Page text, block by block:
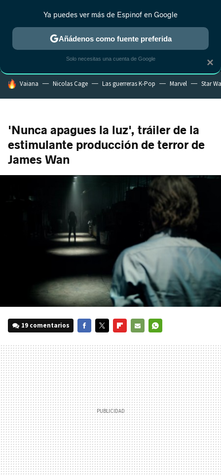
MENÚ NUEVO
ESTRENOS REALITY ANIME RANKINGS CINE
HOY SE HABLA DE
Vaiana Nicolas Cage Las guerreras K-Pop Marvel Star
'Nunca apagues la luz', tráiler de la
estimulante producción de terror de
James Wan
19 comentarios
MAIL
×
Ya puedes ver más de Espinof en Google
Añádenos como fuente preferida
Solo necesitas una cuenta de Google